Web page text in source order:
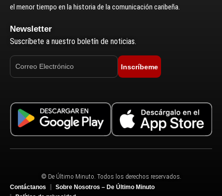
el menor tiempo en la historia de la comunicación caribeña.
Newsletter
Suscríbete a nuestro boletín de noticias.
Inscríbeme
© De Último Minuto. Todos los derechos reservados.
Contáctanos
Sobre Nosotros – De Último Minuto